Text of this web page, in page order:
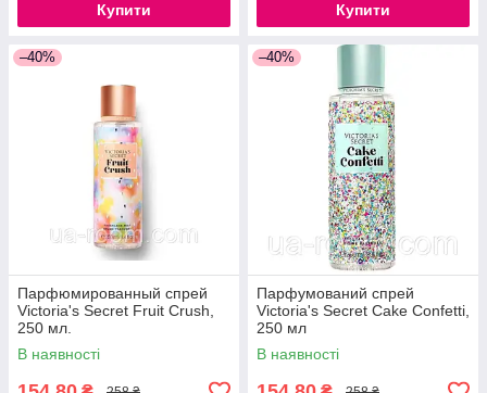
Купити Купити
–40%
Парфюмированный спрей
Victoria's Secret Fruit Crush,
250 мл.
В наявності
–40%
Парфумований спрей
Victoria's Secret Cake Confetti,
250 мл
В наявності